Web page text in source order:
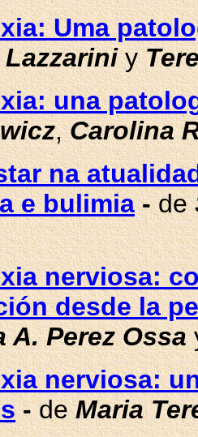
Uma
y
una
,Carolina
na
e bulimia-de
nerviosa:
desde la
A. Perez Ossa
nerviosa:
-de Maria